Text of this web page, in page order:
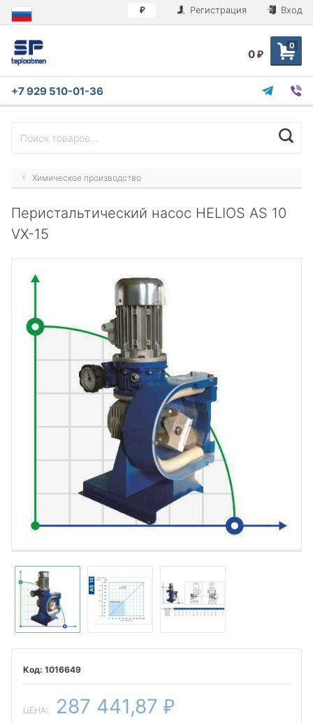
₽ Регистрация Вход
0
0 ₽
+7 929 510-01-36
Химическое производство
Перистальтический насос HELIOS AS 10
VX-15
1016649
ЦЕНА: 287 441,87 ₽